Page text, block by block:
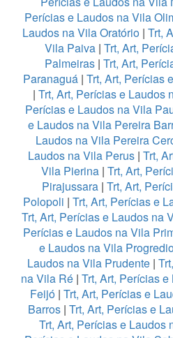
Perícias e Laudos na Vila
Laudos na Vila Oratório | Trt,
Vila Paiva| Trt, Art,
Palmeiras | Trt, Art,
Paranaguá| Trt, Art, Perícias
| Trt, Art, Perícias e Laudos
Perícias e Laudos na Vila
e Laudos na Vila Pereira
Laudos na Vila Pereira
Laudos na Vila Perus| Trt,
Vila Pierina| Trt, Art,
Pirajussara| Trt, Art,
Polopoli | Trt, Art, Perícias e
Trt, Art, Perícias e Laudos na
Perícias e Laudos na Vila
e Laudos na Vila
Laudos na Vila Prudente |
na Vila Ré | Trt, Art, Perícias
Feijó | Trt, Art, Perícias e
Barros | Trt, Art, Perícias e
Trt, Art, Perícias e Laudos